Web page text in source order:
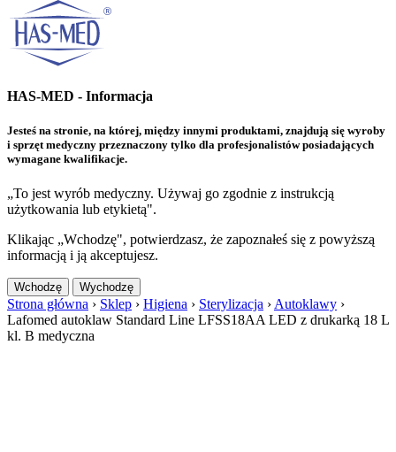
HAS-MED - Informacja
Jesteś na stronie, na której, między innymi produktami, znajdują się wyroby
i sprzęt medyczny przeznaczony tylko dla profesjonalistów posiadających
wymagane kwalifikacje.
„To jest wyrób medyczny. Używaj go zgodnie z instrukcją
użytkowania lub etykietą".
Klikając „Wchodzę", potwierdzasz, że zapoznałeś się z powyższą
informacją i ją akceptujesz.
Wchodzę Wychodzę
Strona główna › Sklep › Higiena › Sterylizacja › Autoklawy ›
Lafomed autoklaw Standard Line LFSS18AA LED z drukarką 18 L
kl. B medyczna